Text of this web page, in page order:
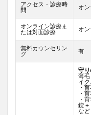
アクセス・診療時
間
オ
オンライン診療ま
たは対面診療
オ
無料カウンセリン
グ
有
守
薄
イク
・
・
・
錠＋
など